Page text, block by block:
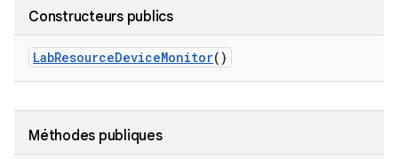
Constructeurs publics
LabResourceDeviceMonitor()
Méthodes publiques